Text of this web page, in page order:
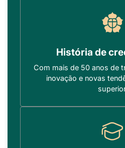
História de
Com mais de 50 anos de
inovação e novas